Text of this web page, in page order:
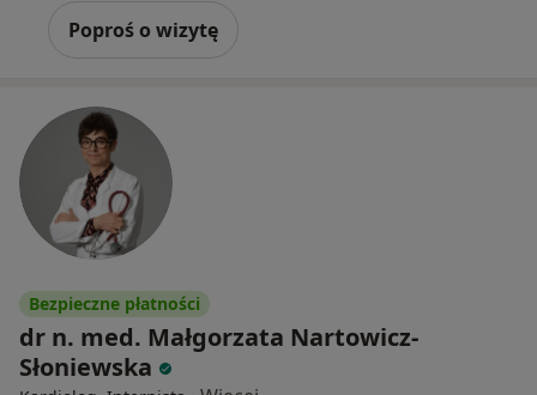
Poproś o wizytę
Bezpieczne płatności
dr n. med. Małgorzata Nartowicz-
Słoniewska